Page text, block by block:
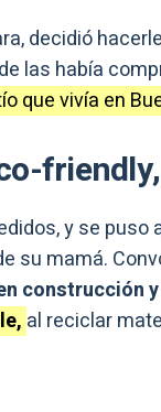
decidió
las había
que vivía en
y se puso
su mamá.
construcción
al reciclar